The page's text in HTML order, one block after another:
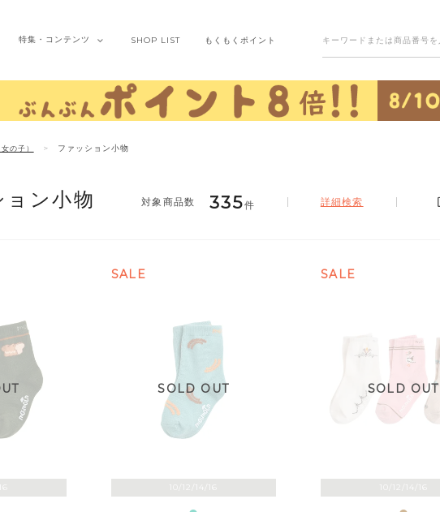
特集・ コンテンツ SHOP LIST もくもくポイント
女の子） ファッション小物
335件 詳細検索
ョン小物
10/12/14/16
SOLD OUT
SALE
10/12/14/16
SOLD OUT
SALE